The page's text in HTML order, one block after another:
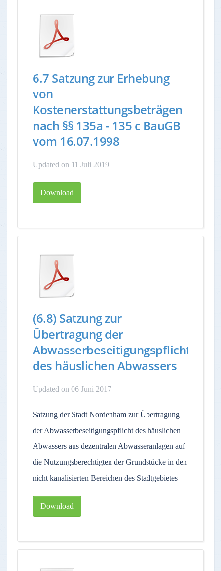
6.7 Satzung zur Erhebung
von
Kostenerstattungsbeträgen
nach §§ 135a - 135 c BauGB
vom 16.07.1998
Updated on 11 Juli 2019
Download
(6.8) Satzung zur
Übertragung der
Abwasserbeseitigungspflicht
des häuslichen Abwassers
Updated on 06 Juni 2017
Satzung der Stadt Nordenham zur Übertragung
der Abwasserbeseitigungspflicht des häuslichen
Abwassers aus dezentralen Abwasseranlagen auf
die Nutzungsberechtigten der Grundstücke in den
nicht kanalisierten Bereichen des Stadtgebietes
Download